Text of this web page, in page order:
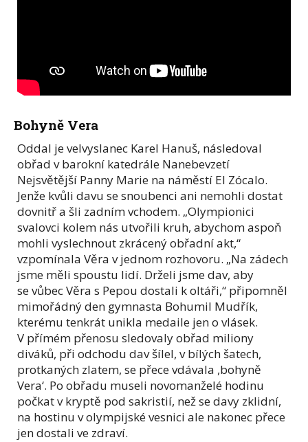
Bohyně Vera
Oddal je velvyslanec Karel Hanuš, následoval
obřad v barokní katedrále Nanebevzetí
Nejsvětější Panny Marie na náměstí El Zócalo.
Jenže kvůli davu se snoubenci ani nemohli dostat
dovnitř a šli zadním vchodem. „Olympionici
svalovci kolem nás utvořili kruh, abychom aspoň
mohli vyslechnout zkrácený obřadní akt,“
vzpomínala Věra v jednom rozhovoru. „Na zádech
jsme měli spoustu lidí. Drželi jsme dav, aby
se vůbec Věra s Pepou dostali k oltáři,“ připomněl
mimořádný den gymnasta Bohumil Mudřík,
kterému tenkrát unikla medaile jen o vlásek.
V přímém přenosu sledovaly obřad miliony
diváků, při odchodu dav šílel, v bílých šatech,
protkaných zlatem, se přece vdávala ,bohyně
Vera‘. Po obřadu museli novomanželé hodinu
počkat v kryptě pod sakristií, než se davy zklidní,
na hostinu v olympijské vesnici ale nakonec přece
jen dostali ve zdraví.